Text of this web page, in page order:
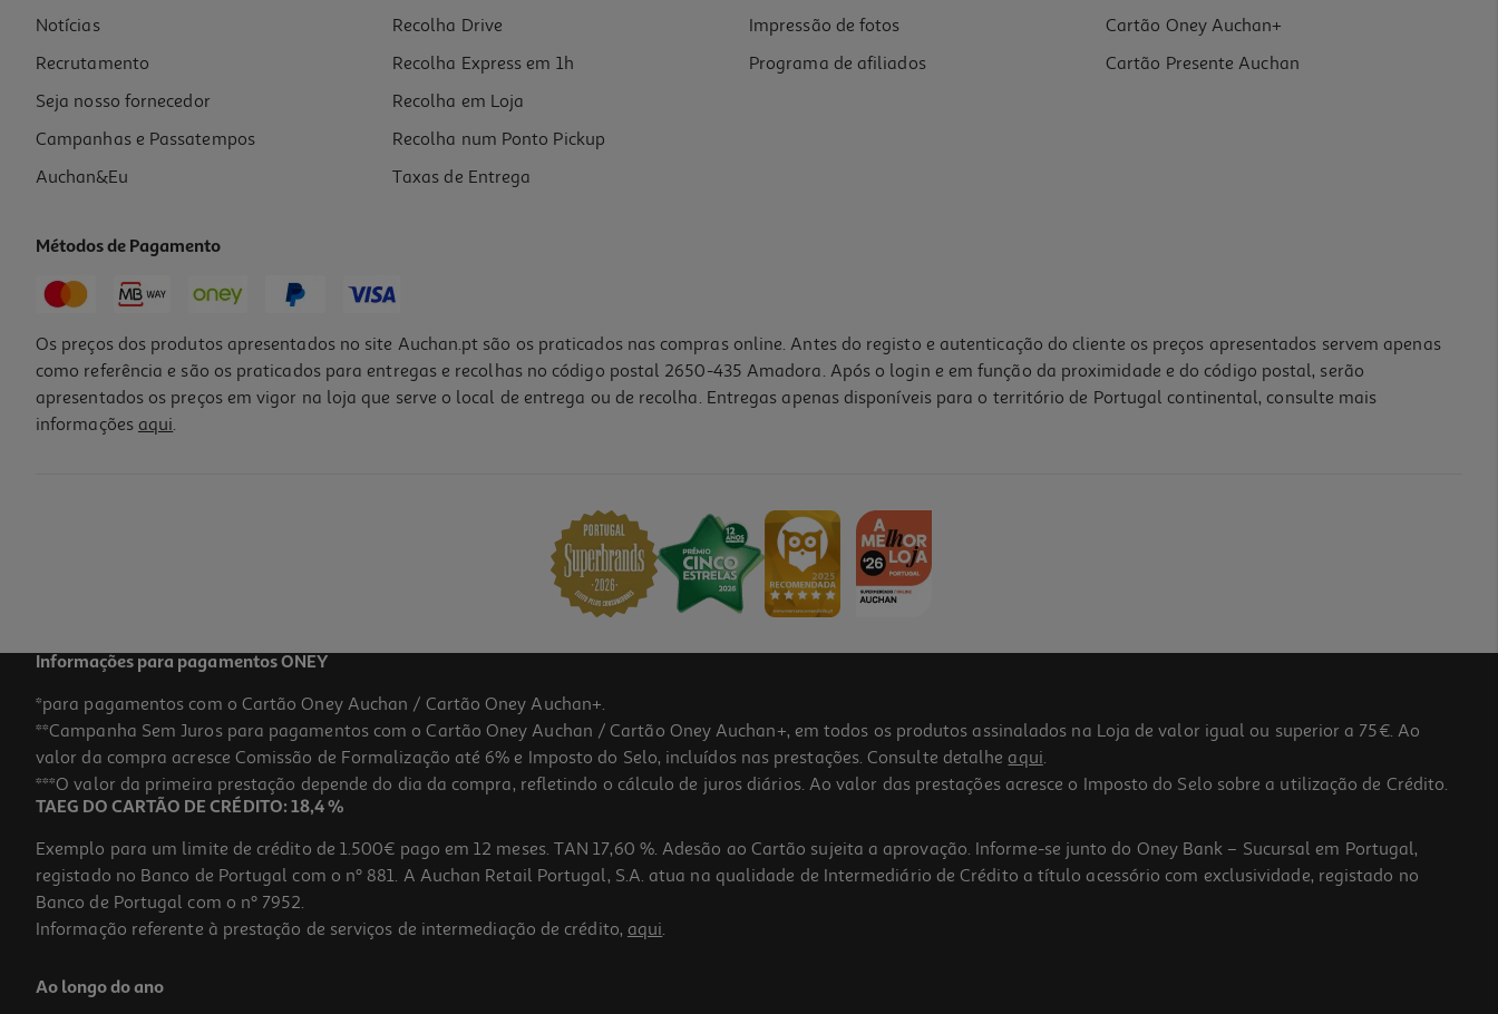
Notícias
Recrutamento
Seja nosso fornecedor
Campanhas e Passatempos
Auchan&Eu
Recolha Drive
Recolha Express em 1h
Recolha em Loja
Recolha num Ponto Pickup
Taxas de Entrega
Impressão de fotos
Programa de afiliados
Cartão Oney Auchan+
Cartão Presente Auchan
Métodos de Pagamento
Os preços dos produtos apresentados no site Auchan.pt são os praticados nas compras online. Antes do registo e autenticação do cliente os preços apresentados servem apenas
como referência e são os praticados para entregas e recolhas no código postal 2650-435 Amadora. Após o login e em função da proximidade e do código postal, serão
apresentados os preços em vigor na loja que serve o local de entrega ou de recolha. Entregas apenas disponíveis para o território de Portugal continental, consulte mais
informações aqui.
Informações para pagamentos ONEY
*para pagamentos com o Cartão Oney Auchan / Cartão Oney Auchan+.
**Campanha Sem Juros para pagamentos com o Cartão Oney Auchan / Cartão Oney Auchan+, em todos os produtos assinalados na Loja de valor igual ou superior a 75€. Ao
valor da compra acresce Comissão de Formalização até 6% e Imposto do Selo, incluídos nas prestações. Consulte detalhe aqui.
***O valor da primeira prestação depende do dia da compra, refletindo o cálculo de juros diários. Ao valor das prestações acresce o Imposto do Selo sobre a utilização de Crédito.
TAEG DO CARTÃO DE CRÉDITO: 18,4 %
Exemplo para um limite de crédito de 1.500€ pago em 12 meses. TAN 17,60 %. Adesão ao Cartão sujeita a aprovação. Informe-se junto do Oney Bank – Sucursal em Portugal,
registado no Banco de Portugal com o nº 881. A Auchan Retail Portugal, S.A. atua na qualidade de Intermediário de Crédito a título acessório com exclusividade, registado no
Banco de Portugal com o nº 7952.
Informação referente à prestação de serviços de intermediação de crédito, aqui.
Ao longo do ano